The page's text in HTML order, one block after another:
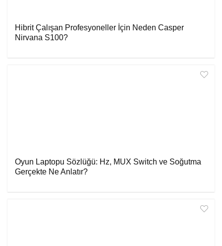
Hibrit Çalışan Profesyoneller İçin Neden Casper
Nirvana S100?
Oyun Laptopu Sözlüğü: Hz, MUX Switch ve Soğutma
Gerçekte Ne Anlatır?